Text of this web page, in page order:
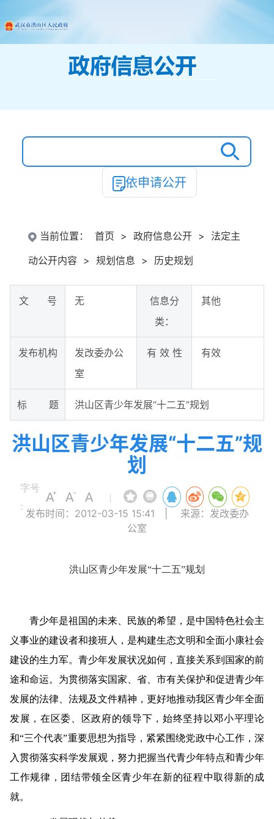
依申请公开
当前位置： 首页 > 政府信息公开 >
法定主
动公开内容 > 规划信息 > 历史规划
文 号 无
信息分
类：
其他
发布机构
发改委办公
室
有 效 性 有效
标 题 洪山区青少年发展“十二五”规划
洪山区青少年发展“十二五”规
划
字号
:
|
发布时间：2012-03-15 15:41
来源：发改委办
公室
洪山区青少年发展“十二五”规划
青少年是祖国的未来、民族的希望，是中国特色社会主
义事业的建设者和接班人，是构建生态文明和全面小康社会
建设的生力军。青少年发展状况如何，直接关系到国家的前
途和命运。为贯彻落实国家、省、市有关保护和促进青少年
发展的法律、法规及文件精神，更好地推动我区青少年全面
发展，在区委、区政府的领导下，始终坚持以邓小平理论
和“三个代表”重要思想为指导，紧紧围绕党政中心工作，深
入贯彻落实科学发展观，努力把握当代青少年特点和青少年
工作规律，团结带领全区青少年在新的征程中取得新的成
就。